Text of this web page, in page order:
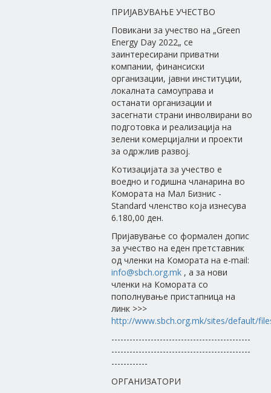
ПРИЈАВУВАЊЕ УЧЕСТВО
Повикани за учество на „Green
Energy Day 2022„ се
заинтересирани приватни
компании, финансиски
организации, јавни институции,
локалната самоуправа и
останати организации и
засегнати страни инволвирани во
подготовка и реализација на
зелени комерцијални и проекти
за одржлив развој.
Котизацијата за учество е
воедно и годишна чланарина во
Комората на Мал Бизнис -
Standard членство која изнесува
6.180,00 ден.
Пријавување со формален допис
за учество на еден претставник
од членки на Комората на e-mail:
info@sbch.org.mk , a за нови
членки на Комората со
пополнување пристапница на
линк >>>
http://www.sbch.org.mk/sites/default/
----------------------------------------------
----------------------------------------------
------------
ОРГАНИЗАТОРИ